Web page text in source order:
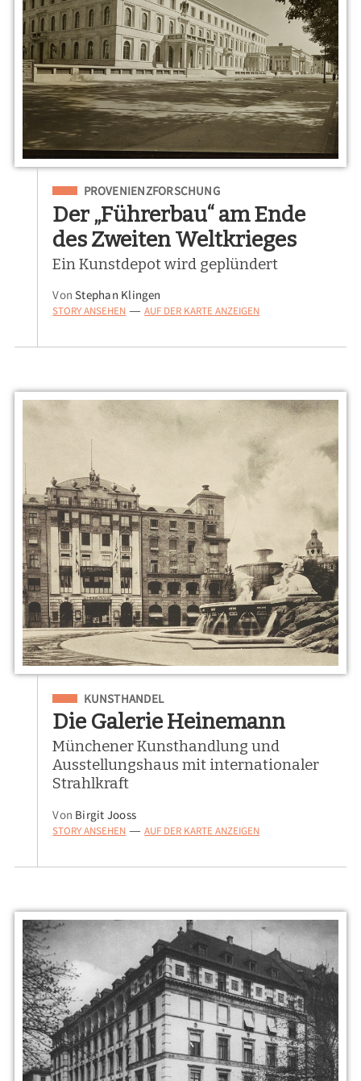
Eingeordnet unter
PROVENIENZFORSCHUNG
Der „Führerbau“ am Ende
des Zweiten Weltkrieges
Ein Kunstdepot wird geplündert
VonStephan Klingen
STORY ANSEHEN — AUF DER KARTE ANZEIGEN
Eingeordnet unter
KUNSTHANDEL
Die Galerie Heinemann
Münchener Kunsthandlung und
Ausstellungshaus mit internationaler
Strahlkraft
Von Birgit Jooss
STORY ANSEHEN — AUF DER KARTE ANZEIGEN